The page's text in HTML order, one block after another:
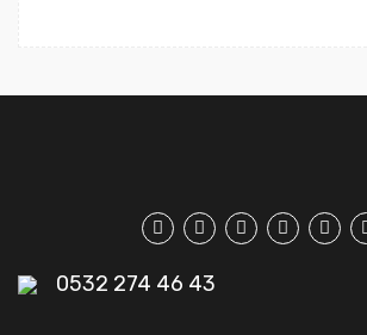
0532 274 46 43